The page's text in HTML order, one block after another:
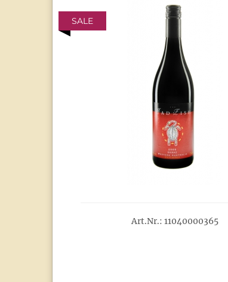
SALE
Art.Nr.: 11040000365